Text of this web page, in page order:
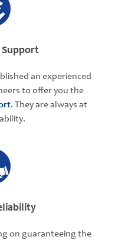
an experienced
to offer you the
. They are always at
on guaranteeing the